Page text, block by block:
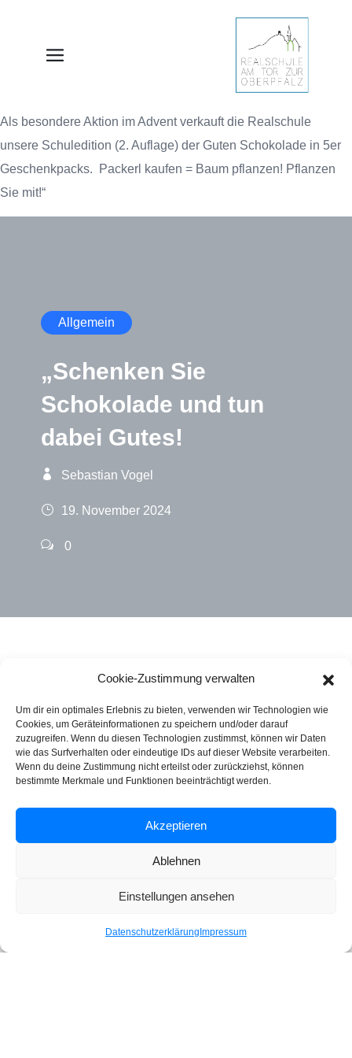
Cookie-Zustimmung verwalten
Um dir ein optimales Erlebnis zu bieten, verwenden wir Technologien wie
Cookies, um Geräteinformationen zu speichern und/oder darauf
zuzugreifen. Wenn du diesen Technologien zustimmst, können wir Daten
wie das Surfverhalten oder eindeutige IDs auf dieser Website verarbeiten.
Wenn du deine Zustimmung nicht erteilst oder zurückziehst, können
bestimmte Merkmale und Funktionen beeinträchtigt werden.
Akzeptieren
Ablehnen
Einstellungen ansehen
Datenschutzerklärung Impressum
Als besondere Aktion im Advent verkauft die Realschule
unsere Schuledition (2. Auflage) der Guten Schokolade in 5er
Geschenkpacks. Packerl kaufen = Baum pflanzen! Pflanzen
Sie mit!“
Allgemein
„Schenken Sie
Schokolade und tun
dabei Gutes!
Sebastian Vogel
19. November 2024
0
Rechtliches
Datenschutzerklärung
Social Media